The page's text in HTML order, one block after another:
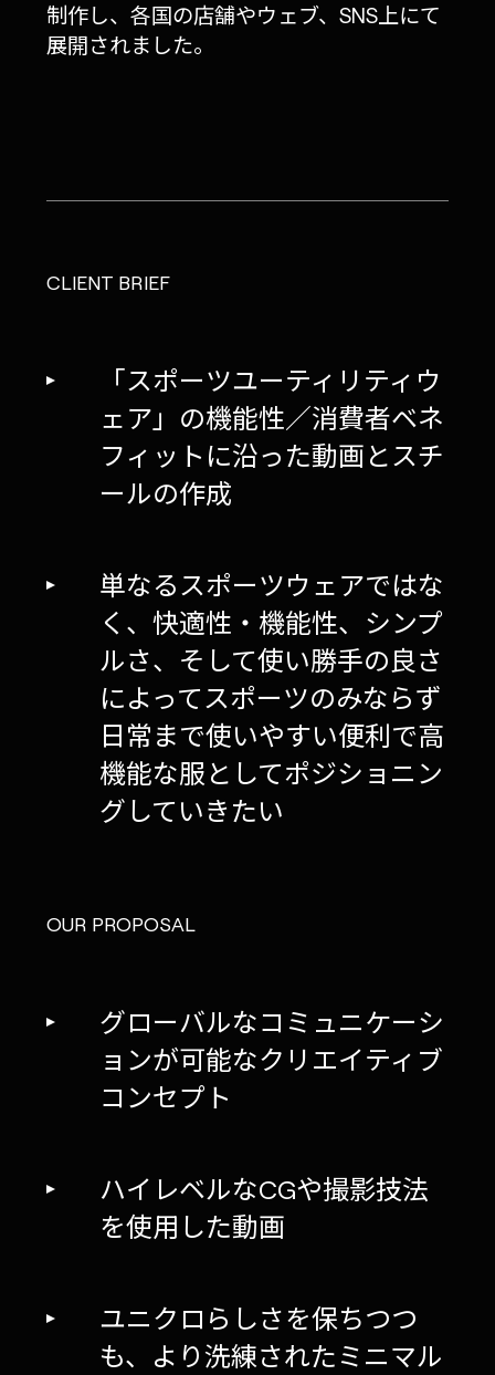
制作し、各国の店舗やウェブ、SNS上にて
展開されました。
CLIENT BRIEF
「スポーツユーティリティウ
ェア」の機能性／消費者ベネ
フィットに沿った動画とスチ
ールの作成
単なるスポーツウェアではな
く、快適性・機能性、シンプ
ルさ、そして使い勝手の良さ
によってスポーツのみならず
日常まで使いやすい便利で高
機能な服としてポジショニン
グしていきたい
OUR PROPOSAL
グローバルなコミュニケーシ
ョンが可能なクリエイティブ
コンセプト
ハイレベルなCGや撮影技法
を使用した動画
ユニクロらしさを保ちつつ
も、より洗練されたミニマル